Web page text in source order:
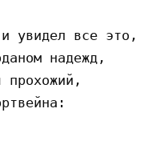
увидел все это,
надежд,
прохожий,